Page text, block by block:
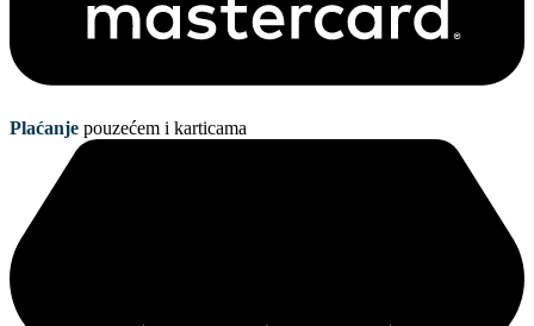
Plaćanje pouzećem i karticama